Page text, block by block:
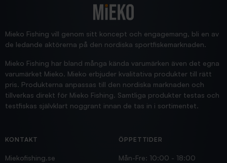
Jensa
Mieko Fishing vill genom sitt koncept och engagemang, bli en av
de ledande aktörerna på den nordiska sportfiskemarknaden.
Mieko Fishing har bland många kända varumärken även det egna
varumärket Mieko. Mieko erbjuder kvalitativa produkter till rätt
pris. Produkterna anpassas till den nordiska marknaden och
tillverkas direkt för Mieko Fishing. Samtliga produkter testas och
testfiskas självklart noggrant innan de tas in i sortimentet.
KONTAKT
Miekofishing.se
ÖPPETTIDER
Mån-Fre: 10:00 - 18:00